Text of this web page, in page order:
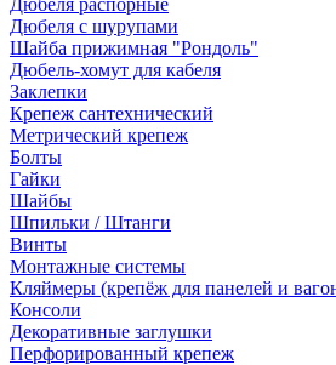
Дюбеля распорные
Дюбеля с шурупами
Шайба прижимная "Рондоль"
Дюбель-хомут для кабеля
Заклепки
Крепеж сантехнический
Метрический крепеж
Болты
Гайки
Шайбы
Шпильки / Штанги
Винты
Монтажные системы
Кляймеры (крепёж для панелей и
Консоли
Декоративные заглушки
Перфорированный крепеж